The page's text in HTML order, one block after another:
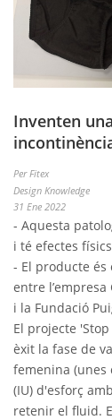
Inventen
Per Fitex
Design Knowledge
31 Ene 2022
- Aquesta
i té efectes
- El producte és
entre
i la Fundació
El projecte
èxit la fase de
femenina (unes
(IU) d'esforç
retenir el fluid.